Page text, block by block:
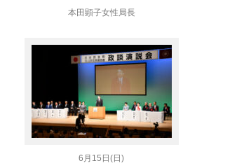
本田顕子女性局長
6月15日(日)